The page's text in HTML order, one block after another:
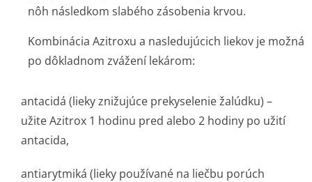
nôh následkom slabého zásobenia krvou.
Kombinácia Azitroxu a nasledujúcich liekov je možná
po dôkladnom zvážení lekárom:
antacidá (lieky znižujúce prekyselenie žalúdku) –
užite Azitrox 1 hodinu pred alebo 2 hodiny po užití
antacida,
antiarytmiká (lieky používané na liečbu porúch